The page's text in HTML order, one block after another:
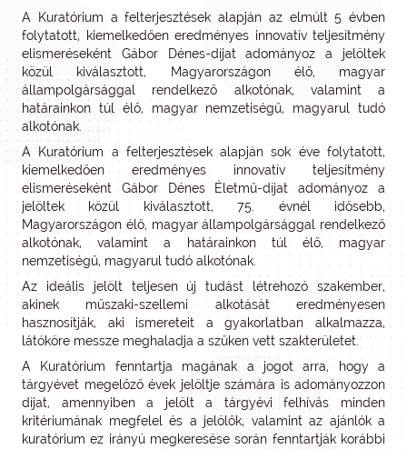
A Kuratórium a felterjesztések alapján az elmúlt 5 évben
folytatott, kiemelkedően eredményes innovatív teljesítmény
elismeréseként Gábor Dénes-díjat adományoz a jelöltek
közül kiválasztott, Magyarországon élő, magyar
állampolgársággal rendelkező alkotónak, valamint a
határainkon túl élő, magyar nemzetiségű, magyarul tudó
alkotónak.
A Kuratórium a felterjesztések alapján sok éve folytatott,
kiemelkedően eredményes innovatív teljesítmény
elismeréseként Gábor Dénes Életmű-díjat adományoz a
jelöltek közül kiválasztott, 75. évnél idősebb,
Magyarországon élő, magyar állampolgársággal rendelkező
alkotónak, valamint a határainkon túl élő, magyar
nemzetiségű, magyarul tudó alkotónak.
Az ideális jelölt teljesen új tudást létrehozó szakember,
akinek műszaki-szellemi alkotását eredményesen
hasznosítják, aki ismereteit a gyakorlatban alkalmazza,
látóköre messze meghaladja a szűken vett szakterületet.
A Kuratórium fenntartja magának a jogot arra, hogy a
tárgyévet megelőző évek jelöltje számára is adományozzon
díjat, amennyiben a jelölt a tárgyévi felhívás minden
kritériumának megfelel és a jelölők, valamint az ajánlók a
kuratórium ez irányú megkeresése során fenntartják korábbi